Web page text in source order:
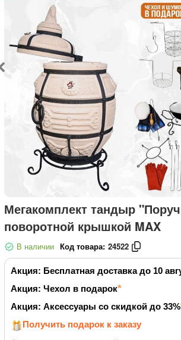
Мегакомплект тандыр
поворотной крышкой MAX
В наличии Код товара: 24522
Акция: Бесплатная доставка до 10
Акция: Чехол в подарок
Акция: Аксессуары со скидкой до 33%
Получить подарок к заказу